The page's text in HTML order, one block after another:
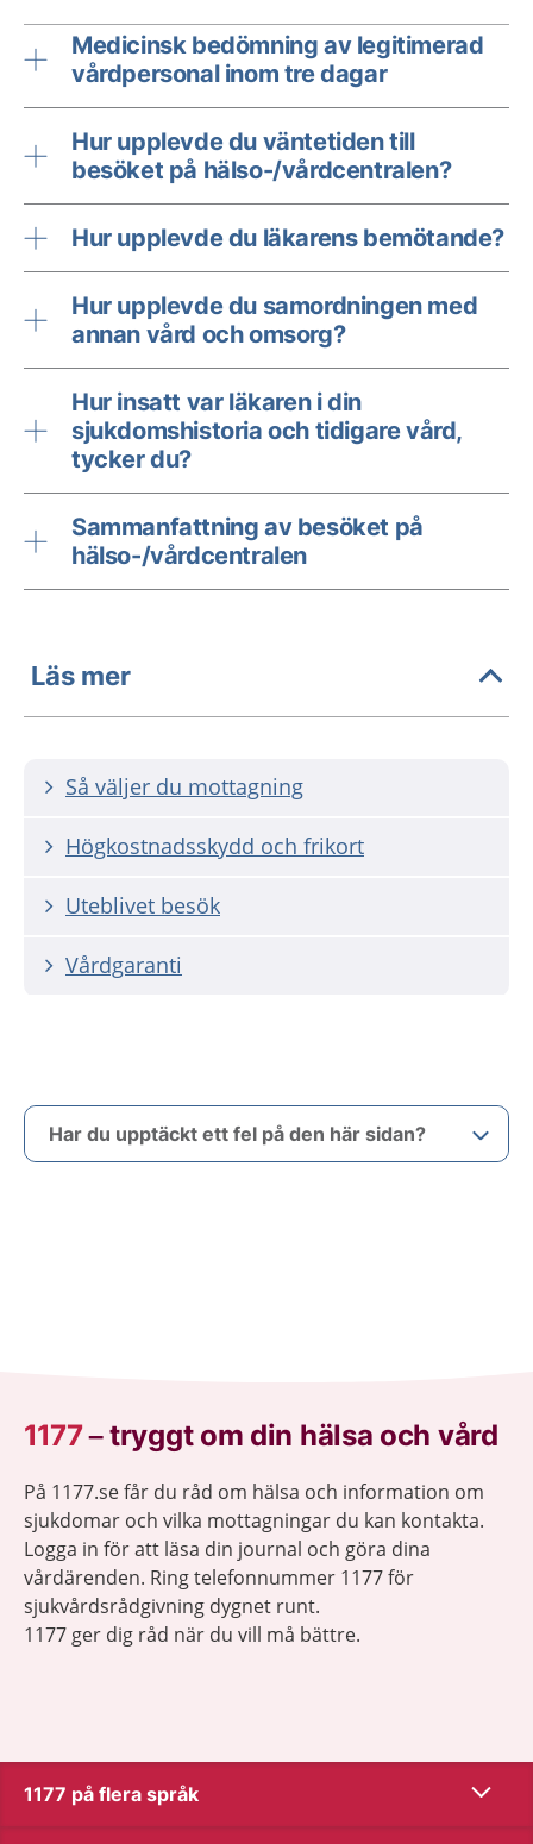
Medicinsk bedömning av legitimerad
vårdpersonal inom tre dagar
Hur upplevde du väntetiden till
besöket på hälso-/vårdcentralen?
Hur upplevde du läkarens bemötande?
Hur upplevde du samordningen med
annan vård och omsorg?
Hur insatt var läkaren i din
sjukdomshistoria och tidigare vård,
tycker du?
Sammanfattning av besöket på
hälso-/vårdcentralen
Läs mer
Så väljer du mottagning
Högkostnadsskydd och frikort
Uteblivet besök
Vårdgaranti
Har du upptäckt ett fel på den här sidan?
1177–tryggt om din hälsa och vård
På 1177.se får du råd om hälsa och information om
sjukdomar och vilka mottagningar du kan kontakta.
Logga in för att läsa din journal och göra dina
vårdärenden. Ring telefonnummer 1177 för
sjukvårdsrådgivning dygnet runt.
1177 ger dig råd när du vill må bättre.
1177 på flera språk Visa